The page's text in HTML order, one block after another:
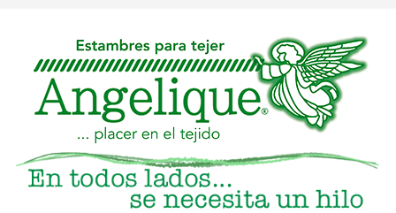
Accesorios para Tejido y Bordado